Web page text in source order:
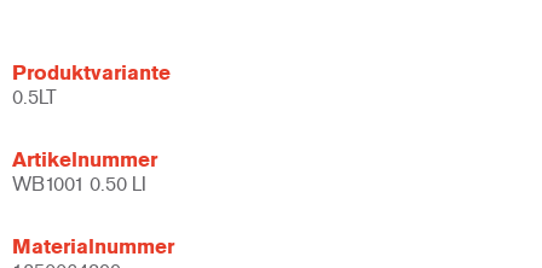
Produktvariante
0.5LT
Artikelnummer
WB1001 0.50 LI
Materialnummer